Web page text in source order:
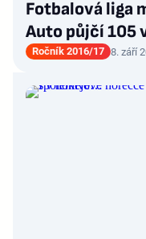
Fotbalová liga
Auto půjčí 105
Ročník 2016/17 8. září